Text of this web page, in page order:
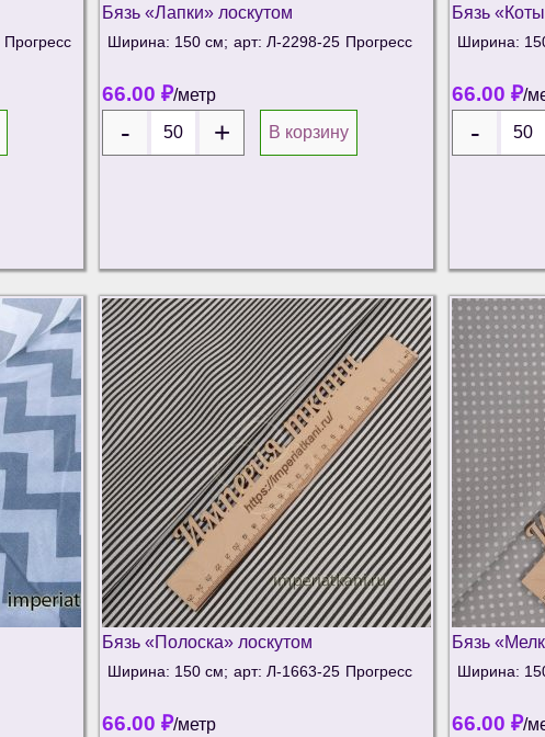
Прогресс
Бязь «Лапки» лоскутом
Ширина: 150 см; арт: Л-2298-25 Прогресс
66.00 ₽/метр
В корзину
Бязь
Ширина:
66.00 ₽/
Бязь «Полоска» лоскутом
Ширина: 150 см; арт: Л-1663-25 Прогресс
66.00 ₽/метр
Бязь
Ширина:
66.00 ₽/